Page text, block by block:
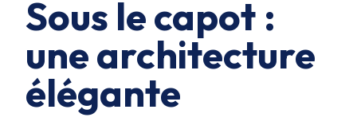
Sous le capot :
une architecture
élégante